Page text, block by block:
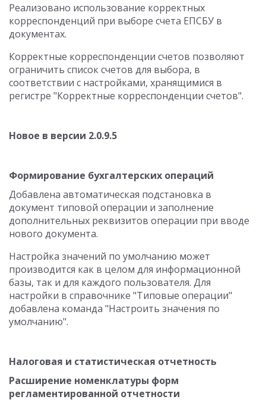
Реализовано использование корректных
корреспонденций при выборе счета ЕПСБУ в
документах.
Корректные корреспонденции счетов позволяют
ограничить список счетов для выбора, в
соответствии с настройками, хранящимися в
регистре "Корректные корреспонденции счетов".
Новое в версии 2.0.9.5
Формирование бухгалтерских операций
Добавлена автоматическая подстановка в
документ типовой операции и заполнение
дополнительных реквизитов операции при вводе
нового документа.
Настройка значений по умолчанию может
производится как в целом для информационной
базы, так и для каждого пользователя. Для
настройки в справочнике "Типовые операции"
добавлена команда "Настроить значения по
умолчанию".
Налоговая и статистическая отчетность
Расширение номенклатуры форм
регламентированной отчетности